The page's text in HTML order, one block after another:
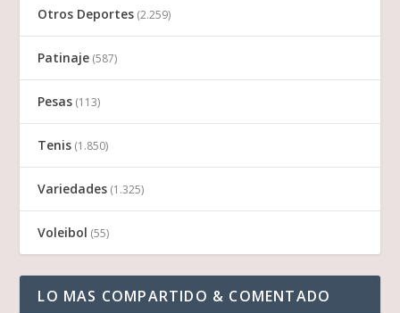
Otros Deportes (2.259)
Patinaje (587)
Pesas (113)
Tenis (1.850)
Variedades (1.325)
Voleibol (55)
LO MAS COMPARTIDO & COMENTADO